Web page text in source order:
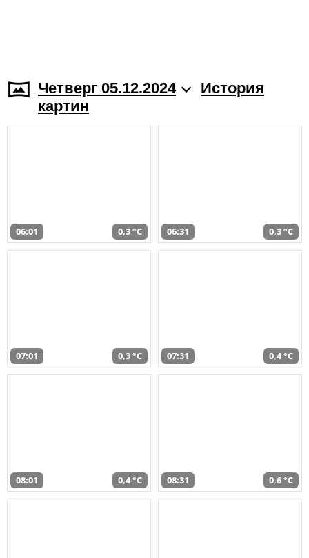
Четверг 05.12.2024
История
картин
06:01 0,3 °C 06:31 0,3 °C
07:01 0,3 °C 07:31 0,4 °C
08:01 0,4 °C 08:31 0,6 °C